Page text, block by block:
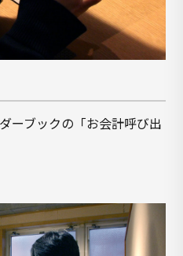
ーブックの「お会計呼び出